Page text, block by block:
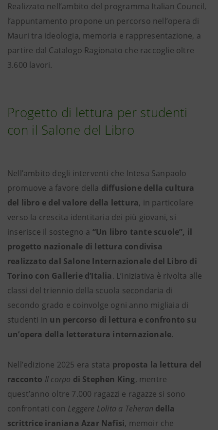
Realizzato nell’ambito del programma Italian Council,
l’appuntamento propone un percorso nell’opera di
Mauri tra ideologia, memoria e rappresentazione, a
partire dal Catalogo Ragionato che raccoglie oltre
3.600 lavori.
Progetto di lettura per studenti
con il Salone del Libro
Nell’ambito degli interventi che Intesa Sanpaolo
promuove a favore della diffusione della cultura
del libro e del valore della lettura, in particolare
verso la crescita identitaria dei più giovani, si
inserisce il sostegno a “Un libro tante scuole”, il
progetto nazionale di lettura condivisa
realizzato dal Salone Internazionale del Libro di
Torino con Gallerie d’Italia. L’iniziativa è rivolta alle
classi del triennio della scuola secondaria di
secondo grado e coinvolge ogni anno migliaia di
studenti in un percorso di lettura e confronto su
un’opera della letteratura internazionale.
Nell’edizione 2025 era stata proposta la lettura del
racconto Il corpo di Stephen King, mentre
quest’anno oltre 7.000 ragazzi e ragazze si sono
confrontati con Leggere Lolita a Teheran della
scrittrice iraniana Azar Nafisi, memoir che